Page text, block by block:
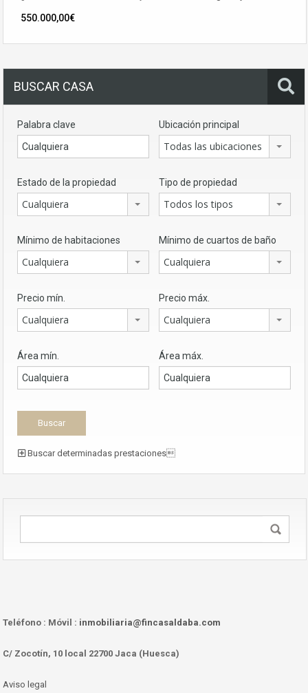
550.000,00€
BUSCAR CASA
Palabra clave Ubicación principal
Todas las ubicaciones
Estado de la propiedad
Cualquiera
Tipo de propiedad
Todos los tipos
Mínimo de habitaciones
Cualquiera
Mínimo de cuartos de baño
Cualquiera
Precio mín.
Cualquiera
Precio máx.
Cualquiera
Área mín. Área máx.
Buscar determinadas prestaciones
Teléfono : Móvil : inmobiliaria@fincasaldaba.com
C/ Zocotín, 10 local 22700 Jaca (Huesca)
Aviso legal